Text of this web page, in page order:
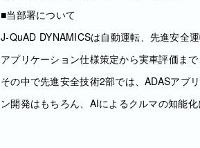
■当部署について
J-QuAD DYNAMICSは自動運転、先進安全
アプリケーション仕様策定から実車評価ま
その中で先進安全技術2部では、ADASアプ
ン開発はもちろん、AIによるクルマの知能